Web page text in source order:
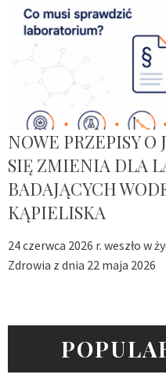
NOWE PRZEPISY O
SIĘ ZMIENIA DLA
BADAJĄCYCH
KĄPIELISKA
24 czerwca 2026 r. weszło w
Zdrowia z dnia 22 maja 2026